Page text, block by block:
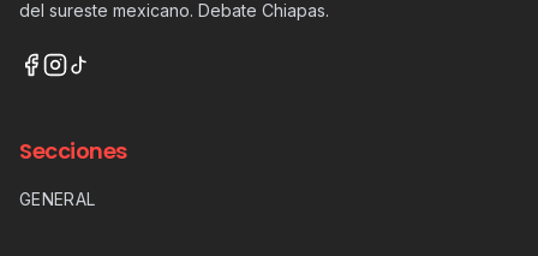
del sureste mexicano. Debate Chiapas.
Secciones
GENERAL